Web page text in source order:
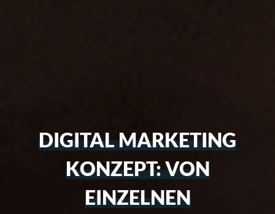
DIGITAL MARKETING
KONZEPT: VON
EINZELNEN